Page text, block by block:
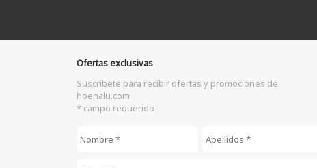
Ofertas exclusivas
Suscribete para recibir ofertas y promociones de
hoenalu.com
* campo requerido